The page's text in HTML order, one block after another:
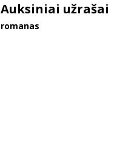
Auksiniai užrašai
romanas